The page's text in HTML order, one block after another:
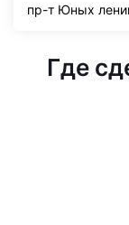
пр-т Юных
Где